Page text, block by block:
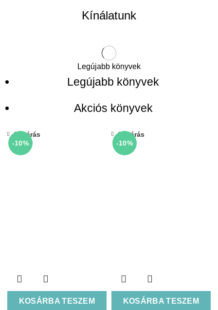
Kínálatunk
Legújabb könyvek
Legújabb könyvek
Akciós könyvek
-10%
KOSÁRBA TESZEM
Bezárás
-10%
KOSÁRBA TESZEM
Bezárás